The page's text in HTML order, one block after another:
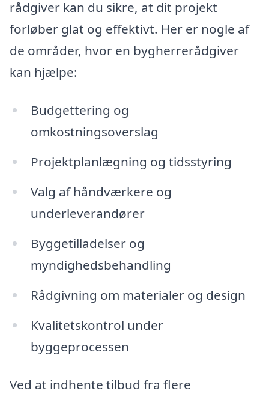
rådgiver kan du sikre, at dit projekt
forløber glat og effektivt. Her er nogle af
de områder, hvor en bygherrerådgiver
kan hjælpe:
Budgettering og
omkostningsoverslag
Projektplanlægning og tidsstyring
Valg af håndværkere og
underleverandører
Byggetilladelser og
myndighedsbehandling
Rådgivning om materialer og design
Kvalitetskontrol under
byggeprocessen
Ved at indhente tilbud fra flere